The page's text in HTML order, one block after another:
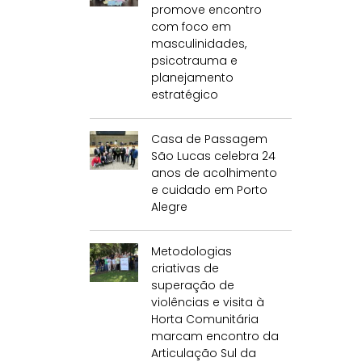
promove encontro
com foco em
masculinidades,
psicotrauma e
planejamento
estratégico
Casa de Passagem
São Lucas celebra 24
anos de acolhimento
e cuidado em Porto
Alegre
Metodologias
criativas de
superação de
violências e visita à
Horta Comunitária
marcam encontro da
Articulação Sul da